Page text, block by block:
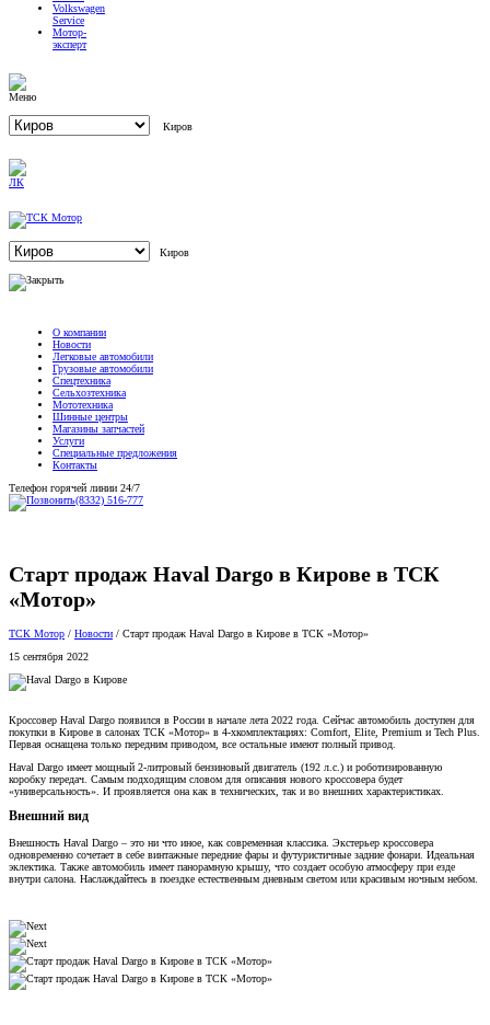
Service
Мотор-
эксперт
Новости
Легковые автомобили
Грузовые автомобили
Спецтехника
Сельхозтехника
Мототехника
Шинные центры
Магазины запчастей
Услуги
Специальные предложения
Контакты
Телефон горячей линии 24/7
(8332) 516-777
«Мотор»
15 сентября 2022
покупки в Кирове в салонах ТСК «Мотор» в 4-хкомплектациях: Comfort, Elite, Premium и Tech Plus.
Первая оснащена только передним приводом, все остальные имеют полный привод.
Haval Dargo имеет мощный 2-литровый бензиновый двигатель (192 л.с.) и роботизированную
коробку передач. Самым подходящим словом для описания нового кроссовера будет
«универсальность». И проявляется она как в технических, так и во внешних характеристиках.
Внешний вид
Внешность Haval Dargo – это ни что иное, как современная классика. Экстерьер кроссовера
одновременно сочетает в себе винтажные передние фары и футуристичные задние фонари. Идеальная
эклектика. Также автомобиль имеет панорамную крышу, что создает особую атмосферу при езде
внутри салона. Наслаждайтесь в поездке естественным дневным светом или красивым ночным небом.